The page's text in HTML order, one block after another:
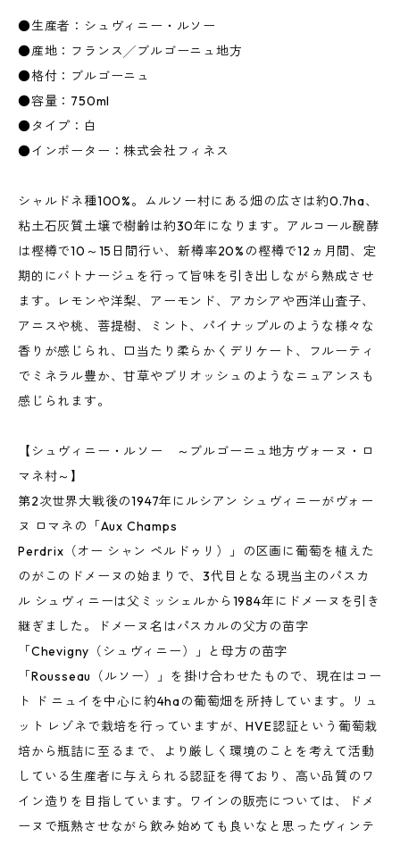
●生産者：シュヴィニー・ルソー
●産地：フランス╱ブルゴーニュ地方
●格付：ブルゴーニュ
●容量：750ml
●タイプ：白
●インポーター：株式会社フィネス
シャルドネ種100%。ムルソー村にある畑の広さは約0.7ha、
粘土石灰質土壌で樹齢は約30年になります。アルコール醗酵
は樫樽で10～15日間行い、新樽率20%の樫樽で12ヵ月間、定
期的にバトナージュを行って旨味を引き出しながら熟成させ
ます。レモンや洋梨、アーモンド、アカシアや西洋山査子、
アニスや桃、菩提樹、ミント、パイナップルのような様々な
香りが感じられ、口当たり柔らかくデリケート、フルーティ
でミネラル豊か、甘草やブリオッシュのようなニュアンスも
感じられます。
【シュヴィニー・ルソー ～ブルゴーニュ地方ヴォーヌ・ロ
マネ村～】
第2次世界大戦後の1947年にルシアン シュヴィニーがヴォー
ヌ ロマネの「Aux Champs
Perdrix（オー シャン ペルドゥリ）」の区画に葡萄を植えた
のがこのドメーヌの始まりで、3代目となる現当主のパスカ
ル シュヴィニーは父ミッシェルから1984年にドメーヌを引き
継ぎました。ドメーヌ名はパスカルの父方の苗字
「Chevigny（シュヴィニー）」と母方の苗字
「Rousseau（ルソー）」を掛け合わせたもので、現在はコー
ト ド ニュイを中心に約4haの葡萄畑を所持しています。リュ
ット レゾネで栽培を行っていますが、HVE認証という葡萄栽
培から瓶詰に至るまで、より厳しく環境のことを考えて活動
している生産者に与えられる認証を得ており、高い品質のワ
イン造りを目指しています。ワインの販売については、ドメ
ーヌで瓶熟させながら飲み始めても良いなと思ったヴィンテ